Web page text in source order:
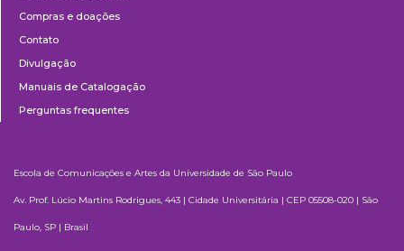
Compras e doações
Contato
Divulgação
Manuais de Catalogação
Perguntas frequentes
Escola de Comunicações e Artes da Universidade de São Paulo
Av. Prof. Lúcio Martins Rodrigues, 443 | Cidade Universitária | CEP 05508-020 | São
Paulo, SP | Brasil